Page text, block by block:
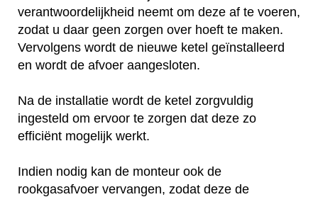
verantwoordelijkheid neemt om deze af te voeren,
zodat u daar geen zorgen over hoeft te maken.
Vervolgens wordt de nieuwe ketel geïnstalleerd
en wordt de afvoer aangesloten.
Na de installatie wordt de ketel zorgvuldig
ingesteld om ervoor te zorgen dat deze zo
efficiënt mogelijk werkt.
Indien nodig kan de monteur ook de
rookgasafvoer vervangen, zodat deze de